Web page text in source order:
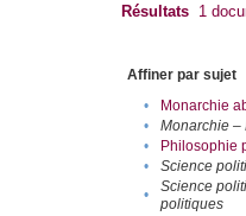
Résultats 1
Affiner par sujet
•
Monarchie
•
Monarchie –
•
Philosophie
•
Science
•
Science
politiques